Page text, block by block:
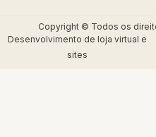
Copyright © Todos os
Desenvolvimento de loja virtual e
sites